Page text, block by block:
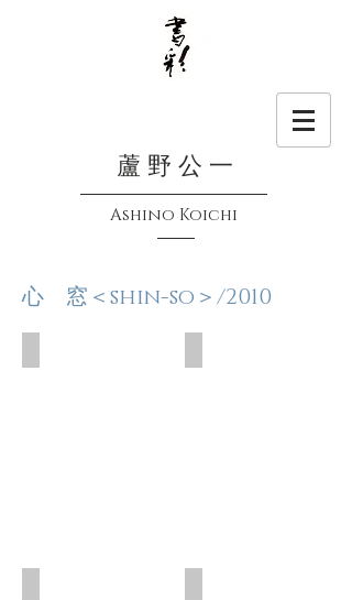
蘆 野 公 一
Ashino Koichi
心 窓＜shin-so＞/2010